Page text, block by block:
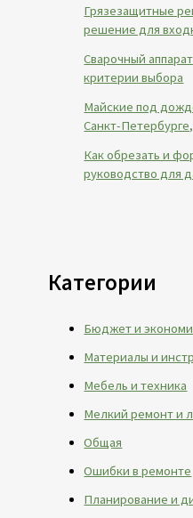
Грязезащитные
решение для
Сварочный
критерии выбора
Майские под
Санкт-
Как обрезать и
руководство для
Категории
Бюджет и
Материалы и
Мебель и техника
Мелкий ремонт и
Общая
Ошибки в ремонте
Планирование и